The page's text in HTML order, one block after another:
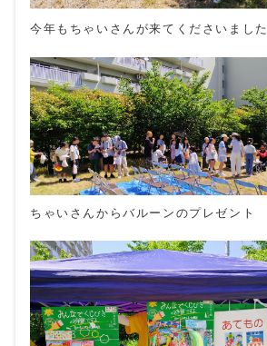
今年もちゃいさんが来てくださいました
ちゃいさんからバルーンのプレゼント